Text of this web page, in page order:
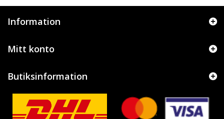
Information
Mitt konto
Butiksinformation